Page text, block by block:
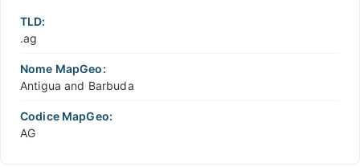
TLD:
.ag
Nome MapGeo:
Antigua and Barbuda
Codice MapGeo:
AG